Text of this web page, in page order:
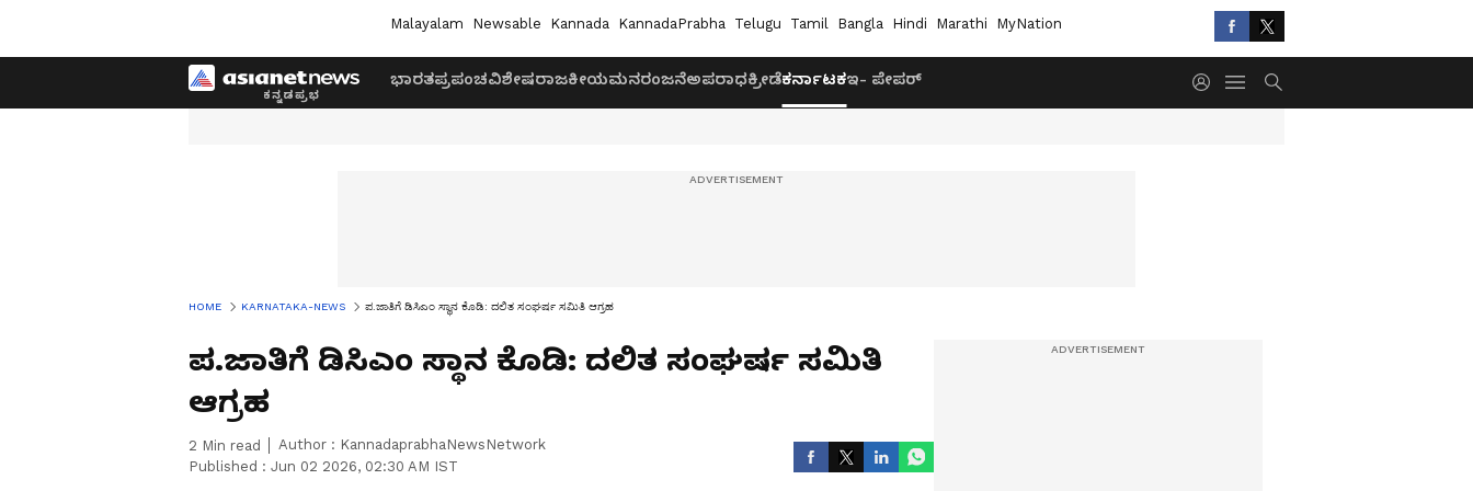
Malayalam Newsable Kannada KannadaPrabha Telugu Tamil Bangla Hindi Marathi MyNation
ಭಾರತಪ್ರಪಂಚವಿಶೇಷರಾಜಕೀಯಮನರಂಜನೆಅಪರಾಧಕ್ರೀಡೆಕರ್ನಾಟಕಇ- ಪೇಪರ್
HOME KARNATAKA-NEWS ಪ.ಜಾತಿಗೆ ಡಿಸಿಎಂ ಸ್ಥಾನ ಕೊಡಿ: ದಲಿತ ಸಂಘರ್ಷ ಸಮಿತಿ ಆಗ್ರಹ
ಪ.ಜಾತಿಗೆ ಡಿಸಿಎಂ ಸ್ಥಾನ ಕೊಡಿ: ದಲಿತ ಸಂಘರ್ಷ ಸಮಿತಿ
ಆಗ್ರಹ
2 Min read Author : KannadaprabhaNewsNetwork
Published : Jun 02 2026, 02:30 AM IST